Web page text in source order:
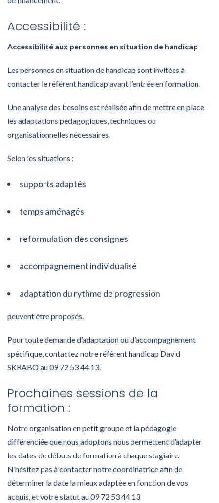
Accessibilité :
Accessibilité aux personnes en situation de handicap
Les personnes en situation de handicap sont invitées à
contacter le référent handicap avant l’entrée en formation.
Une analyse des besoins est réalisée afin de mettre en place
les adaptations pédagogiques, techniques ou
organisationnelles nécessaires.
Selon les situations :
supports adaptés
temps aménagés
reformulation des consignes
accompagnement individualisé
adaptation du rythme de progression
peuvent être proposés.
Pour toute demande d’adaptation ou d’accompagnement
spécifique, contactez notre référent handicap David
SKRABO au 09 72 53 44 13.
Prochaines sessions de la
formation :
Notre organisation en petit groupe et la pédagogie
différenciée que nous adoptons nous permettent d’adapter
les dates de débuts de formation à chaque stagiaire.
N’hésitez pas à contacter notre coordinatrice afin de
déterminer la date la mieux adaptée en fonction de vos
acquis, et votre statut au 09 72 53 44 13